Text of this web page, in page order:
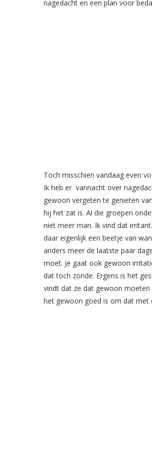
nagedacht en een plan voor
Toch misschien vandaag even
Ik heb er vannacht over
gewoon vergeten te genieten
hij het zat is. Al die groepen
niet meer man. Ik vind dat
daar eigenlijk een beetje van
anders meer de laatste paar
moet. Je gaat ook gewoon
dat toch zonde. Ergens is het
vindt dat ze dat gewoon
het gewoon goed is om dat met